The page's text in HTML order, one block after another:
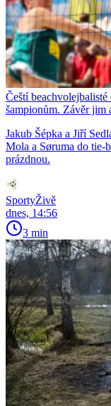
Čeští
šampionům. Závěr jim
Jakub Šépka a Jiří
Mola a Søruma do tie-
prázdnou.
SportyŽivě
dnes, 14:56
3 min